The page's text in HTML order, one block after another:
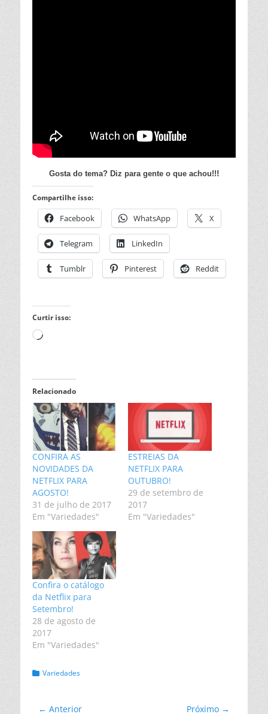
Gosta do tema? Diz para gente o que achou!!!
Compartilhe isso:
Facebook WhatsApp X
Telegram LinkedIn
Tumblr Pinterest Reddit
Curtir isso:
Carregando...
Relacionado
CONFIRA AS
NOVIDADES DA
NETFLIX PARA
AGOSTO!
31 de julho de 2017
Em "Variedades"
ESTREIAS DA
NETFLIX PARA
OUTUBRO!
29 de setembro de
2017
Em "Variedades"
Confira o catálogo
da Netflix para
Setembro!
28 de agosto de
2017
Em "Variedades"
Categorias:
Variedades
Navegação
← Anterior Próximo →